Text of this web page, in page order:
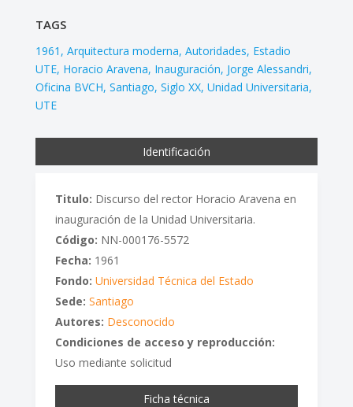
TAGS
1961 Arquitectura moderna Autoridades Estadio
UTE Horacio Aravena Inauguración Jorge Alessandri
Oficina BVCH Santiago Siglo XX Unidad Universitaria
UTE
Identificación
Titulo: Discurso del rector Horacio Aravena en
inauguración de la Unidad Universitaria.
Código: NN-000176-5572
Fecha: 1961
Fondo: Universidad Técnica del Estado
Sede: Santiago
Autores: Desconocido
Condiciones de acceso y reproducción:
Uso mediante solicitud
Ficha técnica